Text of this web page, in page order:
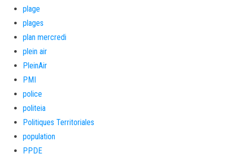
plage
plages
plan mercredi
plein air
PleinAir
PMI
police
politeia
Politiques Territoriales
population
PPDE